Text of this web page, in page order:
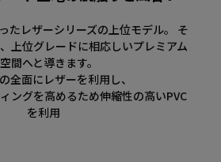
たレザーシリーズの上位モデル。 そ
上位グレードに相応しいプレミアム
間へと導きます。
全面にレザーを利用し、
ングを高めるため伸縮性の高いPVC
を利用